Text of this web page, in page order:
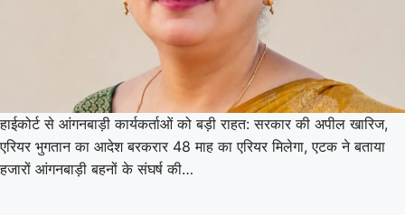
हाईकोर्ट से आंगनबाड़ी कार्यकर्ताओं को बड़ी राहत: सरकार की अपील खारिज,
एरियर भुगतान का आदेश बरकरार 48 माह का एरियर मिलेगा, एटक ने बताया
हजारों आंगनबाड़ी बहनों के संघर्ष की…